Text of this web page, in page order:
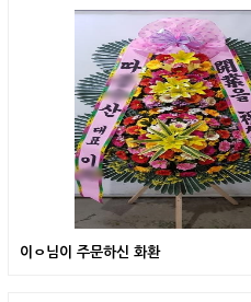
이ㅇ님이 주문하신 화환